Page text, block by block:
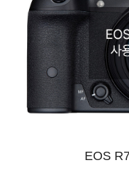
EOS